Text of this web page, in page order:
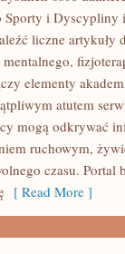
Sporty i Dyscypliny
liczne artykuły
elementy
atutem
mogą odkrywać
ruchowym,
czasu. Portal
[ Read More ]